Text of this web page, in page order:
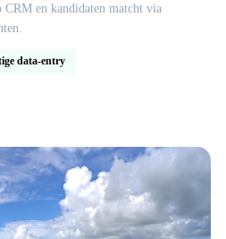
CRM en kandidaten matcht via
data-entry